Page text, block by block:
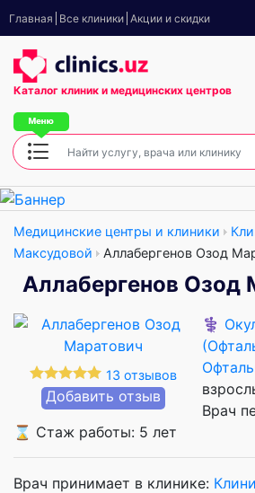
Главная Все клиники Акции и скидки
Каталог клиник и медицинских центров
Медицинские центры и клиники
Максудовой
Аллабергенов Озод
Аллабергенов Озод
13 отзывов
Добавить отзыв
⚕️
Врач
⌛ Стаж работы: 5 лет
Врач принимает в клинике: